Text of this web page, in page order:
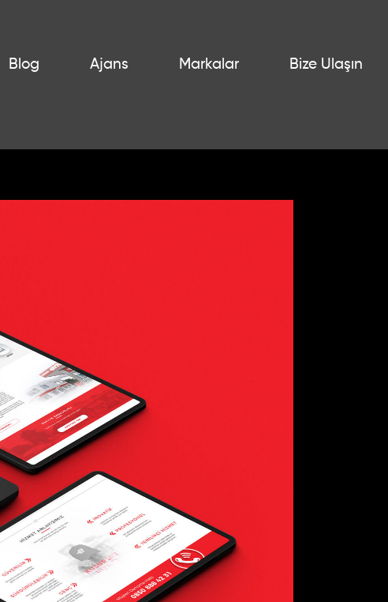
Blog Ajans Markalar Bize Ulaşın